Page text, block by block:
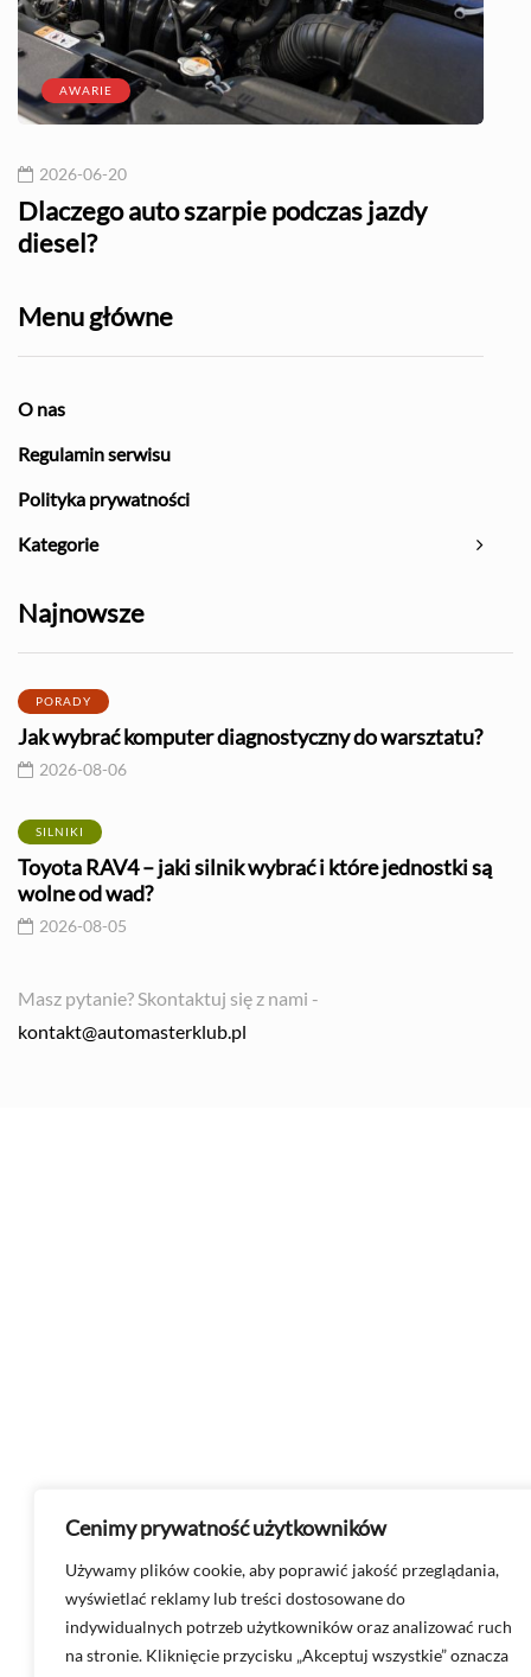
Cenimy prywatność użytkowników
Używamy plików cookie, aby poprawić jakość przeglądania,
wyświetlać reklamy lub treści dostosowane do
indywidualnych potrzeb użytkowników oraz analizować ruch
na stronie. Kliknięcie przycisku „Akceptuj wszystkie” oznacza
AWARIE
2026-06-20
Dlaczego auto szarpie podczas jazdy
diesel?
Menu główne
O nas
Regulamin serwisu
Polityka prywatności
Kategorie
Najnowsze
PORADY
Jak wybrać komputer diagnostyczny do warsztatu?
2026-08-06
SILNIKI
Toyota RAV4 – jaki silnik wybrać i które jednostki są
wolne od wad?
2026-08-05
Masz pytanie? Skontaktuj się z nami -
kontakt@automasterklub.pl